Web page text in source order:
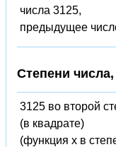
числа 3125,
предыдущее
Степени
3125 во второй
(в квадрате)
(функция x в